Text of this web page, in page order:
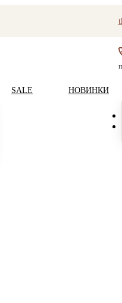
SALE НОВИНКИ